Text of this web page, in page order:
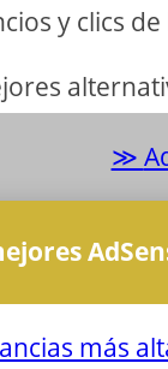
y clics
más